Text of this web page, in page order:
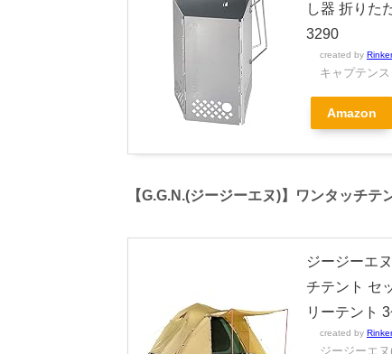
し器 折りた
3290
created by Rinker
キャプテン
Amazon
【G.G.N.(ジージーエヌ)】ワンタッチテ
ジージーエ
チテント セ
リーテント
created by Rinker
ジージーエ